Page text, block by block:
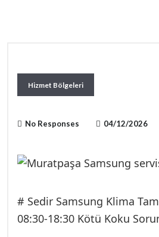
Hizmet Bölgeleri
No Responses 04/12/2026
# Sedir Samsung Klima
08:30-18:30 Kötü Koku